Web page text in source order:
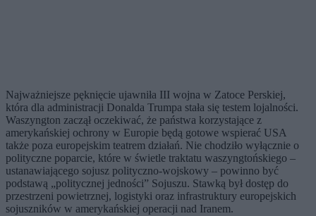
Najważniejsze pęknięcie ujawniła III wojna w Zatoce Perskiej,
która dla administracji Donalda Trumpa stała się testem lojalności.
Waszyngton zaczął oczekiwać, że państwa korzystające z
amerykańskiej ochrony w Europie będą gotowe wspierać USA
także poza europejskim teatrem działań. Nie chodziło wyłącznie o
polityczne poparcie, które w świetle traktatu waszyngtońskiego –
ustanawiającego sojusz polityczno-wojskowy – powinno być
podstawą „politycznej jedności” Sojuszu. Stawką był dostęp do
przestrzeni powietrznej, logistyki oraz infrastruktury europejskich
sojuszników w amerykańskiej operacji nad Iranem.